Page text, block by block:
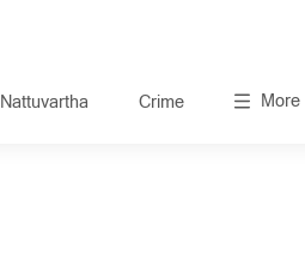
Nattuvartha Crime More